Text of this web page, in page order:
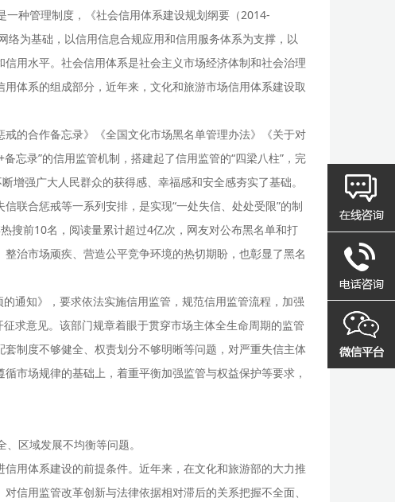
种管理制度，《社会信用体系建设规划纲要（2014-
为基础，以信用信息合规应用和信用服务体系为支撑，以
用水平。社会信用体系是社会主义市场经济体制和社会治理
体系的组成部分，近年来，文化和旅游市场信用体系建设取
的合作备忘录》《全国文化市场黑名单管理办法》《关于对
忘录”的信用监管机制，搭建起了信用监管的“四梁八柱”，完
增强广大人民群众的获得感、幸福感和安全感夯实了基础。
联合惩戒等一系列安排，是实现“一处失信、处处受限”的制
搜前10名，阅读量累计超过4亿次，网友对公布黑名单和打
治市场顽疾、营造公平竞争环境的热切期盼，也彰显了黑名
通知》，要求依法实施信用监管，规范信用监管流程，加强
求意见。该部门规章着眼于贯穿市场主体全生命周期的监管
制度不够健全、权责划分不够明晰等问题，对严重失信主体
市场规律的基础上，着重平衡加强监管与权益保护等要求，
区域发展不均衡等问题。
用体系建设的前提条件。近年来，在文化和旅游部的大力推
信用监管改革创新与法律依据相对滞后的关系把握不全面、